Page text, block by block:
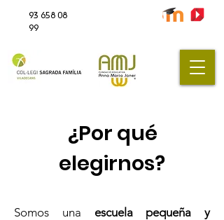
93 658 08
99
¿Por qué
elegirnos?
Somos una escuela pequeña y